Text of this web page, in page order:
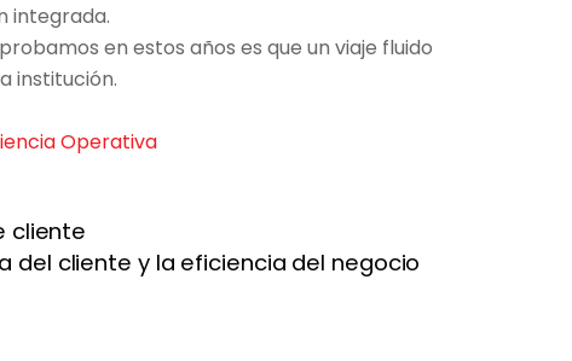
integrada.
en estos años es que un viaje fluido
institución.
Operativa
cliente
del cliente y la eficiencia del negocio